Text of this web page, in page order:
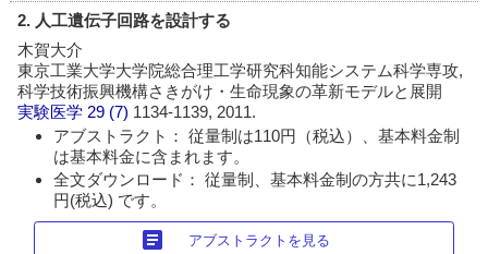
2. 人工遺伝子回路を設計する
木賀大介
東京工業大学大学院総合理工学研究科知能システム科学専攻,
科学技術振興機構さきがけ・生命現象の革新モデルと展開
実験医学 29 (7) 1134-1139, 2011.
アブストラクト： 従量制は110円（税込）、基本料金制
は基本料金に含まれます。
全文ダウンロード： 従量制、基本料金制の方共に1,243
円(税込) です。
article アブストラクトを見る